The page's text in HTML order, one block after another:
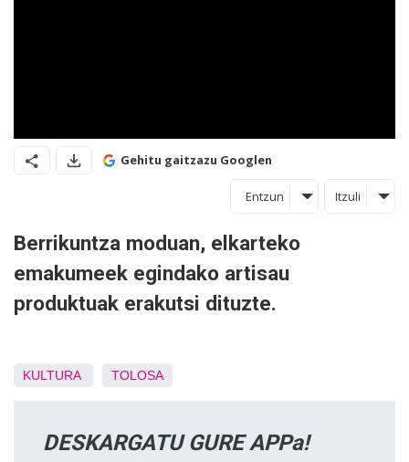
Gehitu gaitzazu Googlen
Entzun Itzuli
Berrikuntza moduan, elkarteko
emakumeek egindako artisau
produktuak erakutsi dituzte.
KULTURA TOLOSA
DESKARGATU GURE APPa!